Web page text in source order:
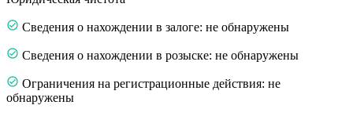
Сведения о нахождении в залоге: не обнаружены
Сведения о нахождении в розыске: не обнаружены
Ограничения на регистрационные действия: не
обнаружены